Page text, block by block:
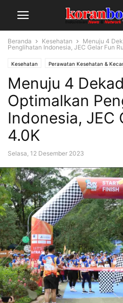
Beranda Kesehatan
Menuju 4
Penglihatan Indonesia, JEC Gelar Fun
Kesehatan Perawatan Kesehatan &
Menuju 4
Optimalkan
Indonesia, JEC
4.0K
Selasa, 12 Desember 2023